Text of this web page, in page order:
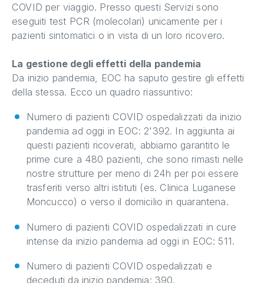
COVID per viaggio. Presso questi Servizi sono
eseguiti test PCR (molecolari) unicamente per i
pazienti sintomatici o in vista di un loro ricovero.
La gestione degli effetti della pandemia
Da inizio pandemia, EOC ha saputo gestire gli effetti
della stessa. Ecco un quadro riassuntivo:
Numero di pazienti COVID ospedalizzati da inizio
pandemia ad oggi in EOC: 2'392. In aggiunta ai
questi pazienti ricoverati, abbiamo garantito le
prime cure a 480 pazienti, che sono rimasti nelle
nostre strutture per meno di 24h per poi essere
trasferiti verso altri istituti (es. Clinica Luganese
Moncucco) o verso il domicilio in quarantena.
Numero di pazienti COVID ospedalizzati in cure
intense da inizio pandemia ad oggi in EOC: 511.
Numero di pazienti COVID ospedalizzati e
deceduti da inizio pandemia: 390.